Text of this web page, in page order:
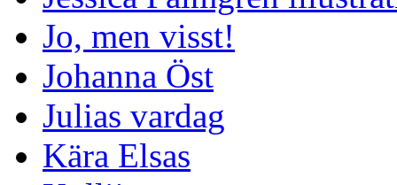
Jo, men visst!
Johanna Öst
Julias vardag
Kära Elsas